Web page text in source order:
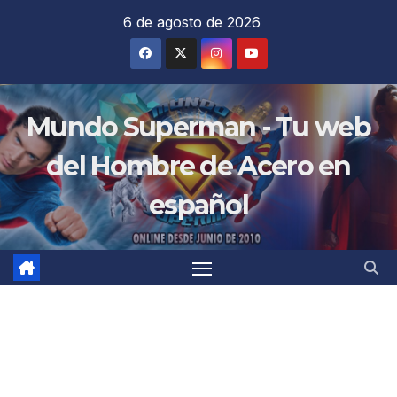
6 de agosto de 2026
Mundo Superman - Tu web
del Hombre de Acero en
español